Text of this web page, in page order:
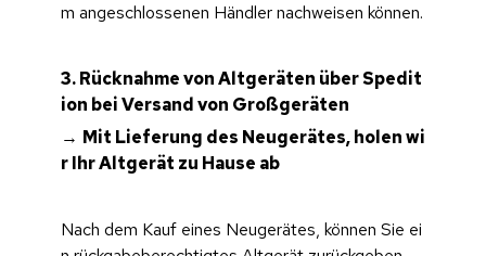
m angeschlossenen Händler nachweisen können.
3. Rücknahme von Altgeräten über Spedit
ion bei Versand von Großgeräten
→ Mit Lieferung des Neugerätes, holen wi
r Ihr Altgerät zu Hause ab
Nach dem Kauf eines Neugerätes, können Sie ei